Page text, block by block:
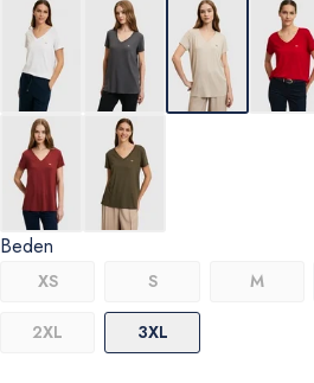
Beden
XS
S M
2XL 3XL